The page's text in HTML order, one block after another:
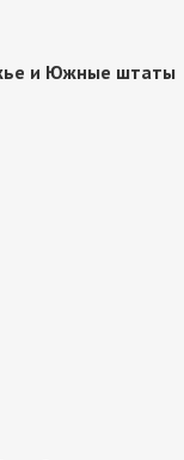
и Южные штаты